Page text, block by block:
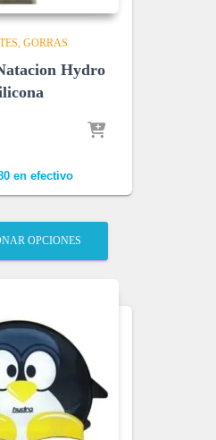
GORRAS
Hydro
en efectivo
OPCIONES